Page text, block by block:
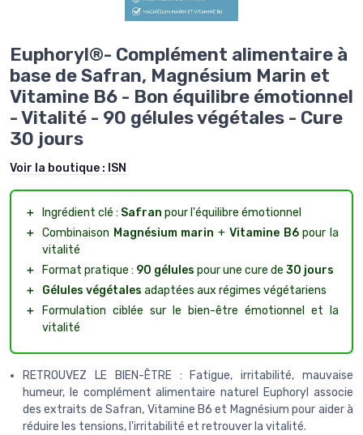
Euphoryl®- Complément alimentaire à
base de Safran, Magnésium Marin et
Vitamine B6 - Bon équilibre émotionnel
- Vitalité - 90 gélules végétales - Cure
30 jours
Voir la boutique : ISN
＋ Ingrédient clé : Safran pour l'équilibre émotionnel
＋ Combinaison Magnésium marin + Vitamine B6pour la
vitalité
＋
Format pratique : 90 gélules pour une cure de 30 jours
＋
Gélules végétales adaptées aux régimes végétariens
＋
Formulation ciblée sur le bien-être émotionnel et la
vitalité
RETROUVEZ LE BIEN-ÊTRE : Fatigue, irritabilité, mauvaise
humeur, le complément alimentaire naturel Euphoryl associe
des extraits de Safran, Vitamine B6 et Magnésium pour aider à
réduire les tensions, l'irritabilité et retrouver la vitalité.